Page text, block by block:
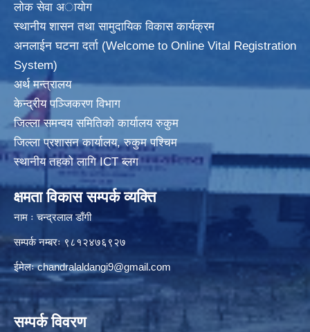
लोक सेवा अायाेग
स्थानीय शासन तथा सामुदायिक विकास कार्यक्रम
अनलाईन घटना दर्ता (Welcome to Online Vital Registration
System)
अर्थ मन्त्रालय
केन्द्रीय पञ्जिकरण विभाग
जिल्ला समन्वय समितिको कार्यालय रुकुम
जिल्ला प्रशासन कार्यालय, रुकुम पश्चिम
स्थानीय तहको लागि ICT ब्लग
क्षमता विकास सम्पर्क व्यक्ति
नाम ः चन्द्रलाल डाँगी
सम्पर्क नम्बरः ९८१२४७६९२७
ईमेलःchandralaldangi9@gmail.com
सम्पर्क विवरण